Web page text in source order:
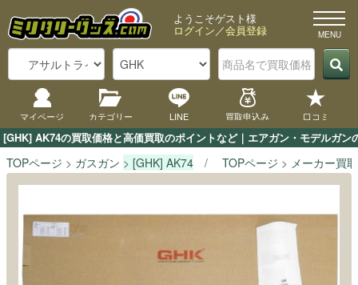
[GHK] AK74の買取価格と高価買取のポイントなど｜エアガン・モデルガ
ようこそゲスト様
ログイン／会員登録
マイページ カテゴリー LINE 買取申込み 口コミ
TOPページ ガスガン [GHK] AK74 TOPページ メーカー買